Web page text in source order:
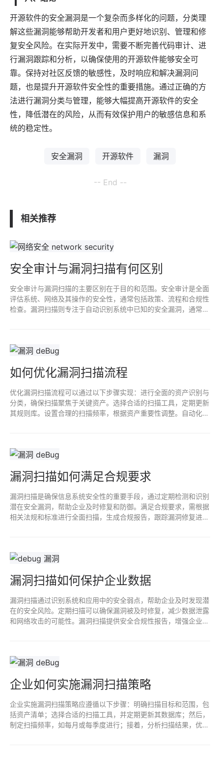
开源软件的安全漏洞是一个复杂而多样化的问题，分类理
解这些漏洞能够帮助开发者和用户更好地识别、管理和修
复安全风险。在实际开发中，需要不断完善代码审计、进
行漏洞跟踪和分析，以确保使用的开源软件能够安全可
靠。保持对社区反馈的敏感性，及时响应和解决漏洞问
题，也是提升开源软件安全性的重要措施。通过正确的方
法进行漏洞分类与管理，能够大幅提高开源软件的安全
性，降低潜在的风险，从而有效保护用户的敏感信息和系
统的稳定性。
安全漏洞 开源软件 漏洞
-- End --
相关推荐
安全审计与漏洞扫描有何区别
安全审计与漏洞扫描的主要区别在于目的和范围。安全审计是全面
评估系统、网络及其操作的安全性，通常包括政策、流程和合规性
检查。漏洞扫描则专注于自动识别系统中已知的安全漏洞，通常作
如何优化漏洞扫描流程
优化漏洞扫描流程可以通过以下步骤实现：进行全面的资产识别与
分类，确保扫描聚焦于关键资产。选择合适的扫描工具，定期更新
其规则库。设置合理的扫描频率，根据资产重要性调整。自动化报
漏洞扫描如何满足合规要求
漏洞扫描是确保信息系统安全性的重要手段，通过定期检测和识别
潜在安全漏洞，帮助企业及时修复和防御。满足合规要求，需根据
相关法规和标准进行全面扫描，生成合规报告，跟踪漏洞修复进
漏洞扫描如何保护企业数据
漏洞扫描通过识别系统和应用中的安全弱点，帮助企业及时发现潜
在的安全风险。定期扫描可以确保漏洞被及时修复，减少数据泄露
和网络攻击的可能性。漏洞扫描提供安全合规性报告，增强企业对
企业如何实施漏洞扫描策略
企业实施漏洞扫描策略应遵循以下步骤：明确扫描目标和范围，包
括资产清单；选择合适的扫描工具，并定期更新其数据库；然后，
制定扫描频率，如每月或每季度进行；接着，分析扫描结果，优先